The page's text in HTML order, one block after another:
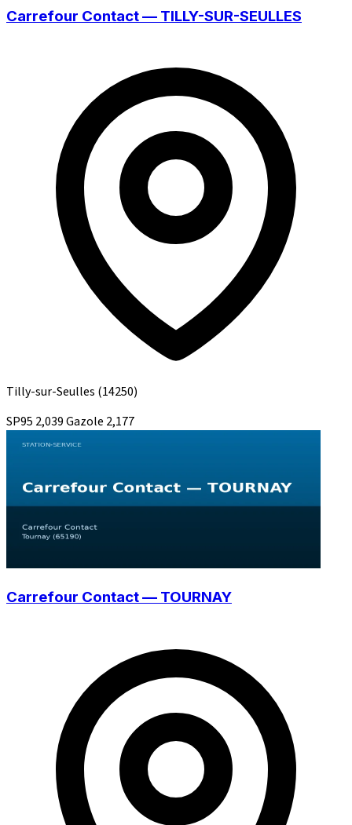
Carrefour Contact — TILLY-SUR-SEULLES
Tilly-sur-Seulles (14250)
SP95 2,039Gazole 2,177
Carrefour Contact — TOURNAY